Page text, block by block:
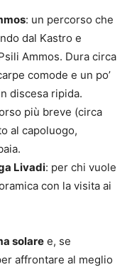
: un percorso che
dal Kastro e
Ammos. Dura circa
comode e un po’
discesa ripida.
più breve (circa
al capoluogo,
Livadi: per chi vuole
con la visita ai
solare e, se
affrontare al meglio